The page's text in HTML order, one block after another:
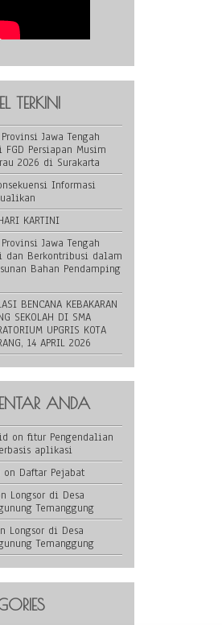
TERKINI
Provinsi Jawa Tengah
FGD Persiapan Musim
2026 di Surakarta
Informasi
KARTINI
Provinsi Jawa Tengah
dan Berkontribusi dalam
Bahan Pendamping
BENCANA KEBAKARAN
SEKOLAH DI SMA
UPGRIS KOTA
14 APRIL 2026
ANDA
on fitur Pengendalian
aplikasi
on Daftar Pejabat
Longsor di Desa
Temanggung
Longsor di Desa
Temanggung